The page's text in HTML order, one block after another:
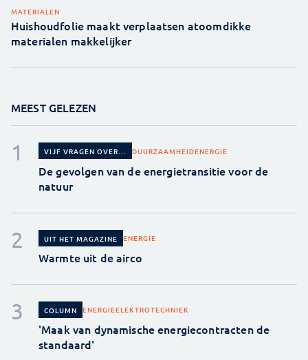
MATERIALEN
Huishoudfolie maakt verplaatsen atoomdikke
materialen makkelijker
MEEST GELEZEN
VIJF VRAGEN OVER... DUURZAAMHEIDENERGIE
De gevolgen van de energietransitie voor de
natuur
UIT HET MAGAZINE ENERGIE
Warmte uit de airco
COLUMN ENERGIEELEKTROTECHNIEK
'Maak van dynamische energiecontracten de
standaard'